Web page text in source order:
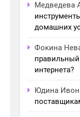
Медведева
домашних
Фокина
интернета?
Юдина